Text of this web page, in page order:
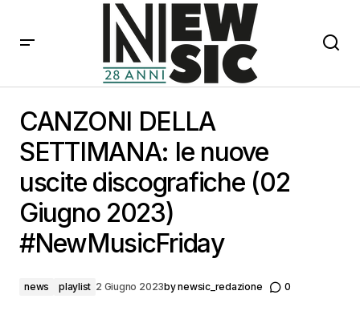
discografiche (02 Giugno 2023) #NewMusicFriday
CANZONI DELLA
SETTIMANA: le nuove
uscite discografiche (02
Giugno 2023)
#NewMusicFriday
news playlist 2 Giugno 2023bynewsic_redazione 0